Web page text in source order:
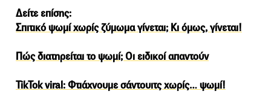
Δείτε επίσης:
Σπιτικό ψωμί χωρίς ζύμωμα γίνεται; Κι όμως, γίνεται!
Πώς διατηρείται το ψωμί; Οι ειδικοί απαντούν
TikTok viral: Φτιάχνουμε σάντουιτς χωρίς… ψωμί!